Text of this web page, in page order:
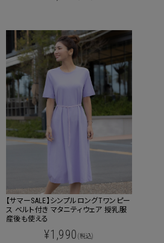
【サマーSALE】シンプルロングTワンピー
ス ベルト付き マタニティウェア 授乳服
産後も使える
¥1,990 (税込)